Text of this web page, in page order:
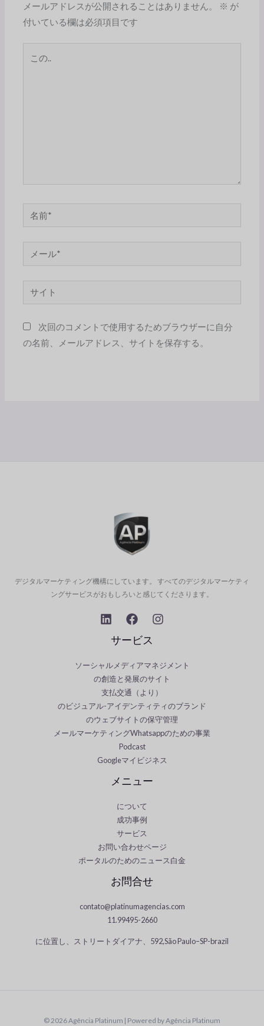
メールアドレスが公開されることはありません。 ※ が
付いている欄は必須項目です
前
*
ー
ル
イ
次回のコメントで使用するためブラウザーに自分
の名前、メールアドレス、サイトを保存する。
デジタルマーケティング機構にしています。 すべてのデジタルマーケティ
ングサービスがおもしろいと感じてくださります。
サービス
ソーシャルメディアマネジメント
の創造と発展のサイト
支払交通（より）
のビジュアル-アイデンティティのブランド
のウェブサイトの保守管理
メールマーケティングWhatsappのための事業
Podcast
Googleマイビジネス
メニュー
について
成功事例
サービス
お問い合わせページ
ポータルのためのニュース白金
お問合せ
contato@platinumagencias.com
11.99495-2660
に位置し、ストリートダイアナ、592,São Paulo–SP-brazil
© 2026 Agência Platinum | Powered by Agência Platinum
Panjabi